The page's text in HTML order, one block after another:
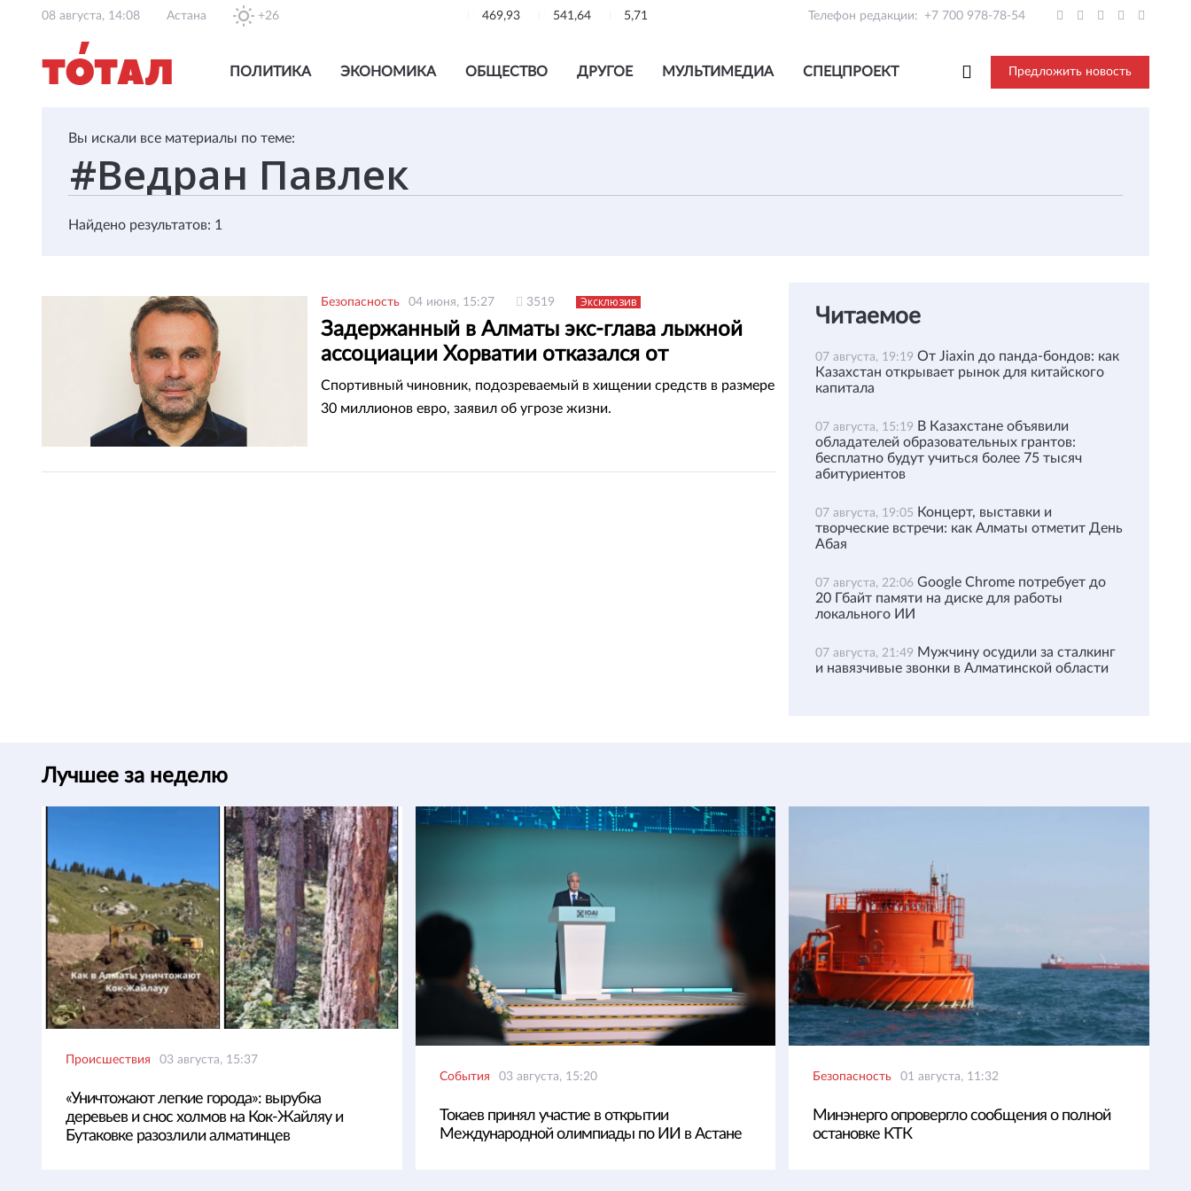
08 августа, 14:08 Астана +26 469,93 541,64 5,71 Телефон редакции: +7 700 978-78-54
ПОЛИТИКА ЭКОНОМИКА ОБЩЕСТВО ДРУГОЕ МУЛЬТИМЕДИА СПЕЦПРОЕКТ Предложить новость
Вы искали все материалы по теме:
Найдено результатов: 1
Безопасность 04 июня, 15:27 3519 Эксклюзив
Задержанный в Алматы экс-глава лыжной
ассоциации Хорватии отказался от
экстрадиции на родину
Спортивный чиновник, подозреваемый в хищении средств в размере
30 миллионов евро, заявил об угрозе жизни.
Читаемое
07 августа, 19:19 От Jiaxin до панда-бондов: как
Казахстан открывает рынок для китайского
капитала
07 августа, 15:19 В Казахстане объявили
обладателей образовательных грантов:
бесплатно будут учиться более 75 тысяч
абитуриентов
07 августа, 19:05 Концерт, выставки и
творческие встречи: как Алматы отметит День
Абая
07 августа, 22:06 Google Chrome потребует до
20 Гбайт памяти на диске для работы
локального ИИ
07 августа, 21:49 Мужчину осудили за сталкинг
и навязчивые звонки в Алматинской области
Лучшее за неделю
Происшествия 03 августа, 15:37
«Уничтожают легкие города»: вырубка
деревьев и снос холмов на Кок-Жайляу и
Бутаковке разозлили алматинцев
События 03 августа, 15:20
Токаев принял участие в открытии
Международной олимпиады по ИИ в Астане
Безопасность 01 августа, 11:32
Минэнерго опровергло сообщения о полной
остановке КТК